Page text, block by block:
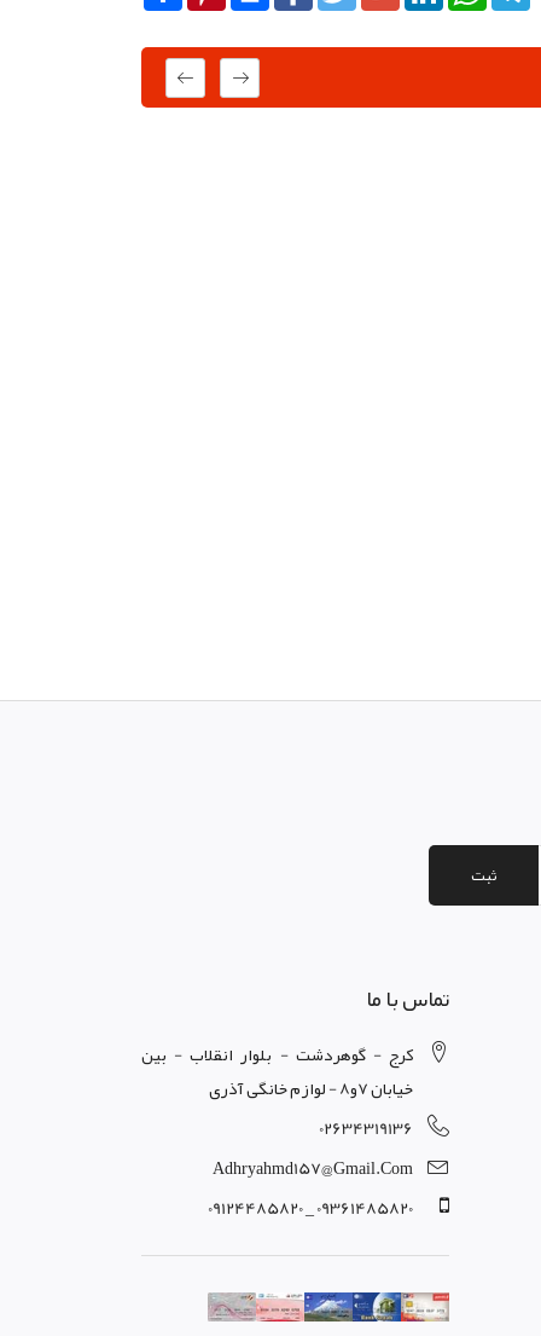
ثبت
تماس با ما
کرج - گوهردشت - بلوار انقلاب - بین
خیابان 7و8 - لوازم خانگی آذری
02634319136
Adhryahmd157@gmail.com
09361485820 _ 09124485820